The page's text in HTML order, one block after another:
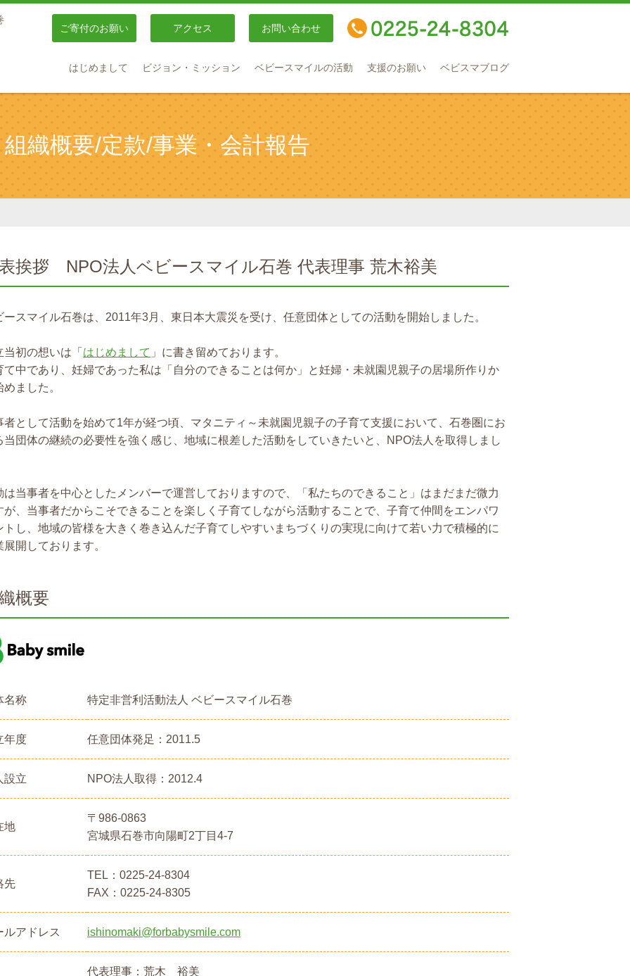
ご寄付のお願い アクセス お問い合わせ
はじめまして ビジョン・ミッション ベビースマイルの活動 支援のお願い ベビスマブログ
組織概要/定款/事業・会計報告
挨拶 NPO法人ベビースマイル石巻 代表理事 荒木裕美
ースマイル石巻は、2011年3月、東日本大震災を受け、任意団体としての活動を開始しました。
当初の想いは「 はじめまして 」に書き留めております。
て中であり、妊婦であった私は「自分のできることは何か」と妊婦・未就園児親子の居場所作りか
めました。
者として活動を始めて1年が経つ頃、マタニティ～未就園児親子の子育て支援において、石巻圏にお
当団体の継続の必要性を強く感じ、地域に根差した活動をしていきたいと、NPO法人を取得しまし
は当事者を中心としたメンバーで運営しておりますので、「私たちのできること」はまだまだ微力
が、当事者だからこそできることを楽しく子育てしながら活動することで、子育て仲間をエンパワ
トし、地域の皆様を大きく巻き込んだ子育てしやすいまちづくりの実現に向けて若い力で積極的に
展開しております。
概要
名称 特定非営利活動法人 ベビースマイル石巻
年度 任意団体発足：2011.5
設立 NPO法人取得：2012.4
地
〒986-0863
宮城県石巻市向陽町2丁目4-7
先
TEL： 0225-24-8304
FAX：0225-24-8305
ルアドレス ishinomaki@forbabysmile.com
代表理事：荒木 裕美